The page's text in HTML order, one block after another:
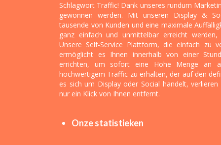
Schlagwort Traffic! Dank unseres rundum
gewonnen werden. Mit unseren Display &
tausende von Kunden und eine maximale
ganz einfach und unmittelbar erreicht
Unsere Self-Service Plattform, die einfach zu
ermöglicht es Ihnen innerhalb von einer
errichten, um sofort eine Hohe Menge an
hochwertigem Traffic zu erhalten, der auf den
es sich um Display oder Social handelt,
nur ein Klick von Ihnen entfernt.
Onze statistieken